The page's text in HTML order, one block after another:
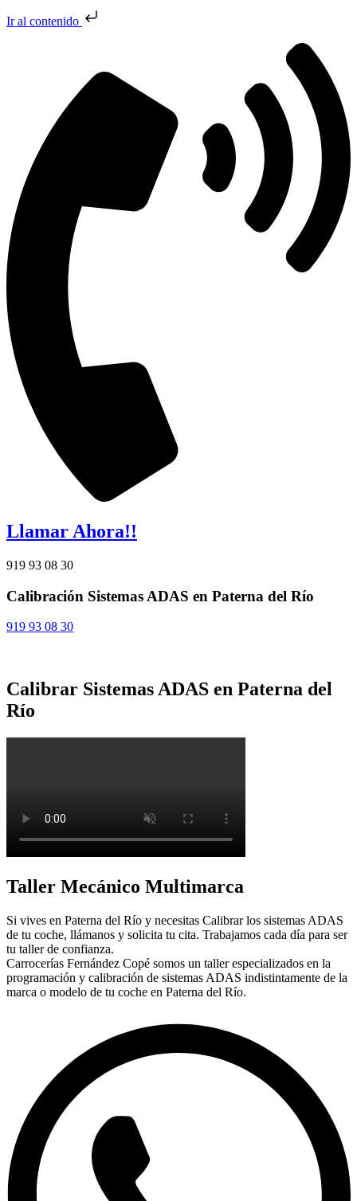
Ir al contenido
Llamar Ahora!!
919 93 08 30
Calibración Sistemas ADAS en Paterna del Río
919 93 08 30
Calibrar Sistemas ADAS en Paterna del
Río
Taller Mecánico Multimarca
Si vives en Paterna del Río y necesitas Calibrar los sistemas ADAS
de tu coche, llámanos y solicita tu cita. Trabajamos cada día para ser
tu taller de confianza.
Carrocerías Fernández Copé somos un taller especializados en la
programación y calibración de sistemas ADAS indistintamente de la
marca o modelo de tu coche en Paterna del Río.